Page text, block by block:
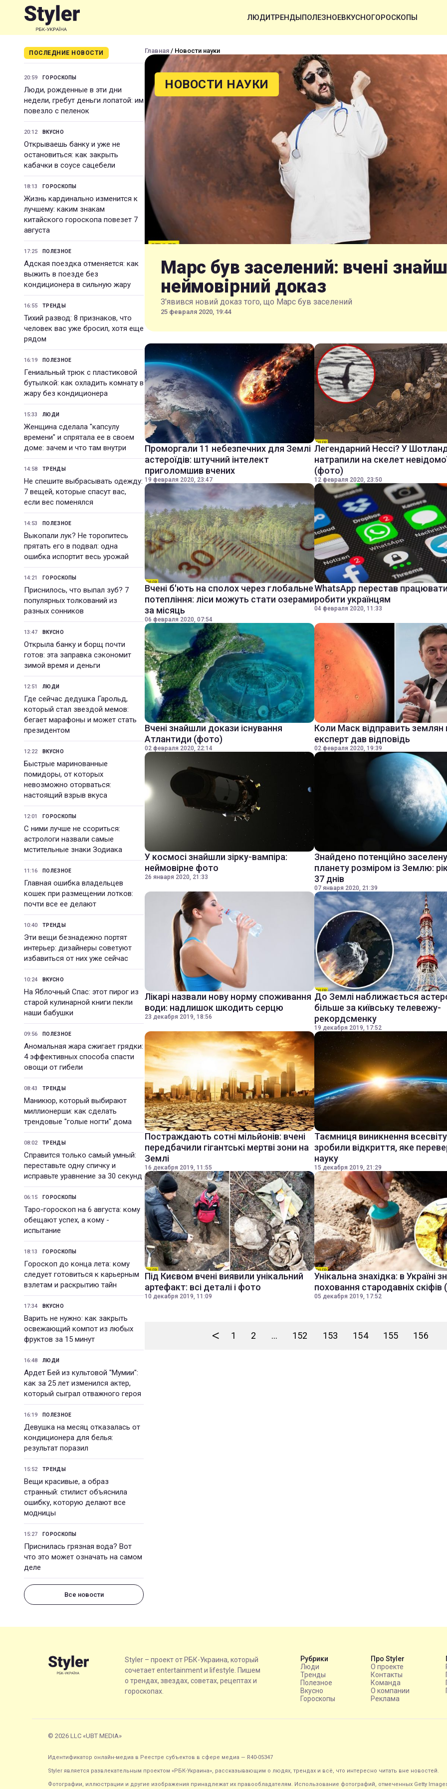
ЛЮДИТРЕНДЫПОЛЕЗНОЕВКУСНОГОРОСКОПЫ
ПОСЛЕДНИЕ НОВОСТИ
20:59 ГОРОСКОПЫ
Люди, рожденные в эти дни
недели, гребут деньги лопатой: им
повезло с пеленок
20:12 ВКУСНО
Открываешь банку и уже не
остановиться: как закрыть
кабачки в соусе сацебели
18:13 ГОРОСКОПЫ
Жизнь кардинально изменится к
лучшему: каким знакам
китайского гороскопа повезет 7
августа
17:25 ПОЛЕЗНОЕ
Адская поездка отменяется: как
выжить в поезде без
кондиционера в сильную жару
16:55 ТРЕНДЫ
Тихий развод: 8 признаков, что
человек вас уже бросил, хотя еще
рядом
16:19 ПОЛЕЗНОЕ
Гениальный трюк с пластиковой
бутылкой: как охладить комнату в
жару без кондиционера
15:33 ЛЮДИ
Женщина сделала "капсулу
времени" и спрятала ее в своем
доме: зачем и что там внутри
14:58 ТРЕНДЫ
Не спешите выбрасывать одежду:
7 вещей, которые спасут вас,
если вес поменялся
14:53 ПОЛЕЗНОЕ
Выкопали лук? Не торопитесь
прятать его в подвал: одна
ошибка испортит весь урожай
14:21 ГОРОСКОПЫ
Приснилось, что выпал зуб? 7
популярных толкований из
разных сонников
13:47 ВКУСНО
Открыла банку и борщ почти
готов: эта заправка сэкономит
зимой время и деньги
12:51 ЛЮДИ
Где сейчас дедушка Гарольд,
который стал звездой мемов:
бегает марафоны и может стать
президентом
12:22 ВКУСНО
Быстрые маринованные
помидоры, от которых
невозможно оторваться:
настоящий взрыв вкуса
12:01 ГОРОСКОПЫ
С ними лучше не ссориться:
астрологи назвали самые
мстительные знаки Зодиака
11:16 ПОЛЕЗНОЕ
Главная ошибка владельцев
кошек при размещении лотков:
почти все ее делают
10:40 ТРЕНДЫ
Эти вещи безнадежно портят
интерьер: дизайнеры советуют
избавиться от них уже сейчас
10:24 ВКУСНО
На Яблочный Спас: этот пирог из
старой кулинарной книги пекли
наши бабушки
09:56 ПОЛЕЗНОЕ
Аномальная жара сжигает грядки:
4 эффективных способа спасти
овощи от гибели
08:43 ТРЕНДЫ
Маникюр, который выбирают
миллионерши: как сделать
трендовые "голые ногти" дома
08:02 ТРЕНДЫ
Справится только самый умный:
переставьте одну спичку и
исправьте уравнение за 30 секунд
06:15 ГОРОСКОПЫ
Таро-гороскоп на 6 августа: кому
обещают успех, а кому -
испытание
18:13 ГОРОСКОПЫ
Гороскоп до конца лета: кому
следует готовиться к карьерным
взлетам и раскрытию тайн
17:34 ВКУСНО
Варить не нужно: как закрыть
освежающий компот из любых
фруктов за 15 минут
16:48 ЛЮДИ
Ардет Бей из культовой "Мумии":
как за 25 лет изменился актер,
который сыграл отважного героя
16:19 ПОЛЕЗНОЕ
Девушка на месяц отказалась от
кондиционера для белья:
результат поразил
15:52 ТРЕНДЫ
Вещи красивые, а образ
странный: стилист объяснила
ошибку, которую делают все
модницы
15:27 ГОРОСКОПЫ
Приснилась грязная вода? Вот
что это может означать на самом
деле
Все новости
Главная / Новости науки
НОВОСТИ НАУКИ
Марс був заселений: вчені
неймовірний доказ
З'явився новий доказ того, що Марс був заселений
25 февраля 2020, 19:44
Проморгали 11 небезпечних для Землі
астероїдів: штучний інтелект
приголомшив вчених
19 февраля 2020, 23:47
Легендарний Нессі? У
натрапили на скелет
(фото)
12 февраля 2020, 23:50
Вчені б'ють на сполох через глобальне
потепління: ліси можуть стати озерами
за місяць
06 февраля 2020, 07:54
WhatsApp перестав
робити українцям
04 февраля 2020, 11:33
Вчені знайшли докази існування
Атлантиди (фото)
02 февраля 2020, 22:14
Коли Маск відправить землян
експерт дав відповідь
02 февраля 2020, 19:39
У космосі знайшли зірку-вампіра:
неймовірне фото
26 января 2020, 21:33
Знайдено потенційно заселену
планету розміром із Землю:
37 днів
07 января 2020, 21:39
Лікарі назвали нову норму споживання
води: надлишок шкодить серцю
23 декабря 2019, 18:56
До Землі наближається
більше за київську телевежу-
рекордсменку
19 декабря 2019, 17:52
Постраждають сотні мільйонів: вчені
передбачили гігантські мертві зони на
Землі
16 декабря 2019, 11:55
Таємниця виникнення
зробили відкриття, яке
науку
15 декабря 2019, 21:29
Під Києвом вчені виявили унікальний
артефакт: всі деталі і фото
10 декабря 2019, 11:09
Унікальна знахідка: в Україні
поховання стародавніх
05 декабря 2019, 17:52
< 1 2 ... 152 153 154 155 156
Styler – проект от РБК-Украина, который
сочетает entertainment и lifestyle. Пишем
о трендах, звездах, советах, рецептах и
гороскопах.
Рубрики
Люди
Тренды
Полезное
Вкусно
Гороскопы
Про Styler
О проекте
Контакты
Команда
О компании
Реклама
© 2026 LLC «UBT MEDIA»
Идентификатор онлайн-медиа в Реестре субъектов в сфере медиа — R40-05347
Styler является развлекательным проектом «РБК-Украина», рассказывающим о людях, трендах и всё, что интересно читать вне новостей.
Фотографии, иллюстрации и другие изображения принадлежат их правообладателям. Использование фотографий, отмеченных Getty